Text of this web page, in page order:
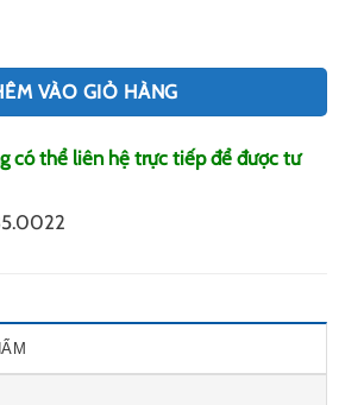
số lượng
VÀO GIỎ HÀNG
có thể liên hệ trực tiếp để được tư